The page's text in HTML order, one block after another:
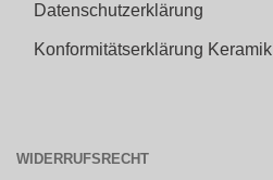
Datenschutzerklärung
Konformitätserklärung Keramik
WIDERRUFSRECHT